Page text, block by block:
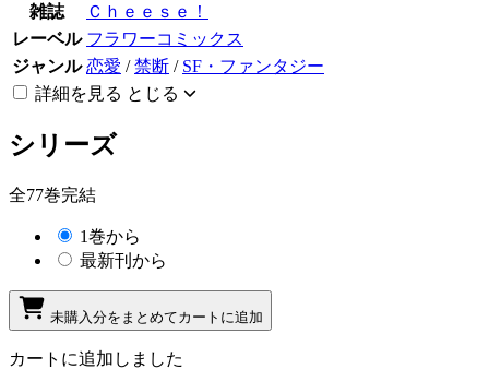
雑誌
Ｃｈｅｅｓｅ！
レーベル フラワーコミックス
ジャンル 恋愛 /禁断 / SF・ファンタジー
詳細を見る とじる
シリーズ
全77巻完結
1巻から
最新刊から
未購入分をまとめてカートに追加
カートに追加しました